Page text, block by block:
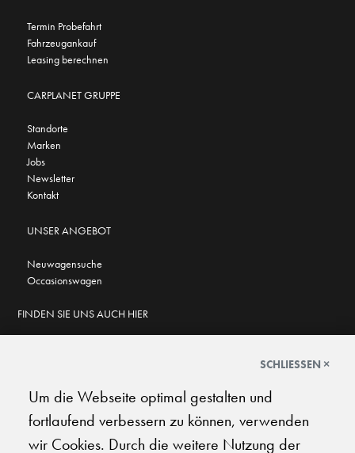
Termin Probefahrt
Fahrzeugankauf
Leasing berechnen
CARPLANET GRUPPE
Standorte
Marken
Jobs
Newsletter
Kontakt
UNSER ANGEBOT
Neuwagensuche
Occasionswagen
FINDEN SIE UNS AUCH HIER
4.7 ★★★★★
★★★★★
SCHLIESSEN ×
Um die Webseite optimal gestalten und
fortlaufend verbessern zu können, verwenden
wir Cookies. Durch die weitere Nutzung der